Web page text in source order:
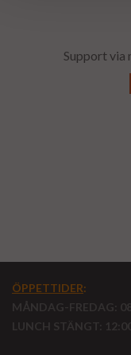
Support via
ÖPPETTIDER:
MÅNDAG-FREDAG:
LUNCH STÄNGT: